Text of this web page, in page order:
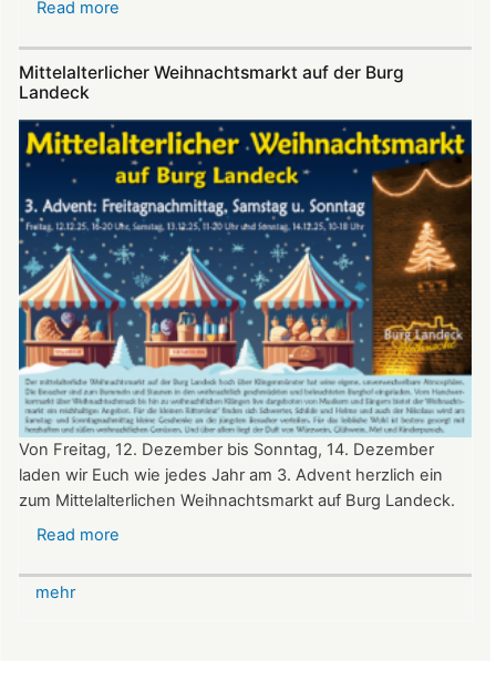
Read more
Burg
Mittelalterlicher Weihnachtsmarkt auf der Burg
Landeck
Von Freitag, 12. Dezember bis Sonntag, 14. Dezember
laden wir Euch wie jedes Jahr am 3. Advent herzlich ein
zum Mittelalterlichen Weihnachtsmarkt auf Burg Landeck.
Read more
mehr